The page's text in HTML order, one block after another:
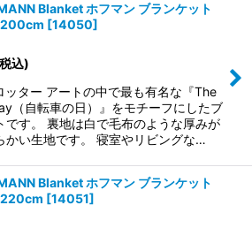
Blanket ホフマン ブランケット
[14050]
込)
ッター アートの中で最も有名な『The
（自転車の日）』をモチーフにしたブ
です。 裏地は白で毛布のような厚みが
かい生地です。 寝室やリビングな…
Blanket ホフマン ブランケット
[14051]